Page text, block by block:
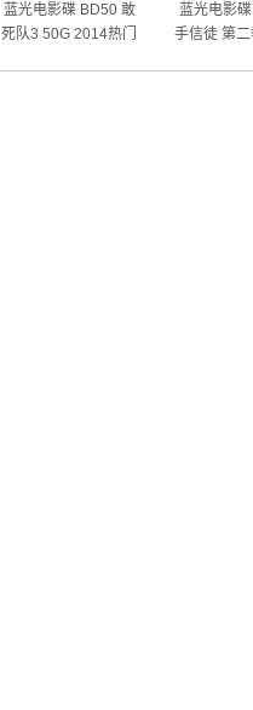
蓝光电影碟 BD50 敢
死队3 50G 2014热门
蓝光电影
手信徒 第